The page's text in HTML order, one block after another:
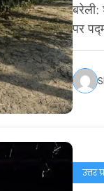
बरेली:
पर
उत्तर